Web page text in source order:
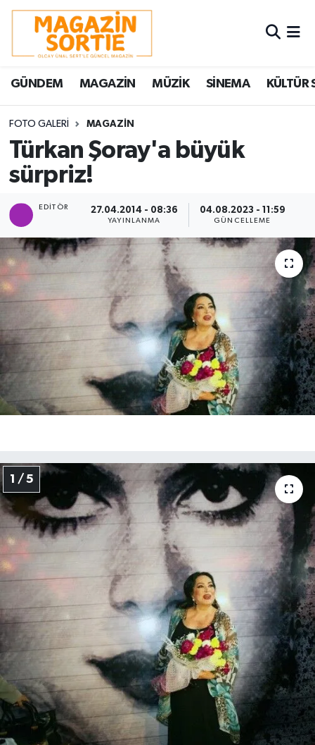
GÜNDEM MAGAZİN MÜZİK SİNEMA KÜLTÜR
FOTO GALERI MAGAZİN
Türkan Şoray'a büyük
sürpriz!
EDITÖR 27.04.2014 - 08:36
YAYINLANMA
04.08.2023 - 11:59
GÜNCELLEME
1 / 5
Nöbetçi Eczaneler
Hava Durumu
Trafik Durumu
Süper Lig Puan Durumu ve Fikstür